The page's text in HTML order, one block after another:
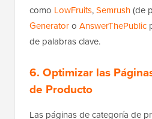
como LowFruits,Semrush(de
Generatoro AnswerThePublic
de palabras clave.
6. Optimizar las
de Producto
Las páginas de categoría de